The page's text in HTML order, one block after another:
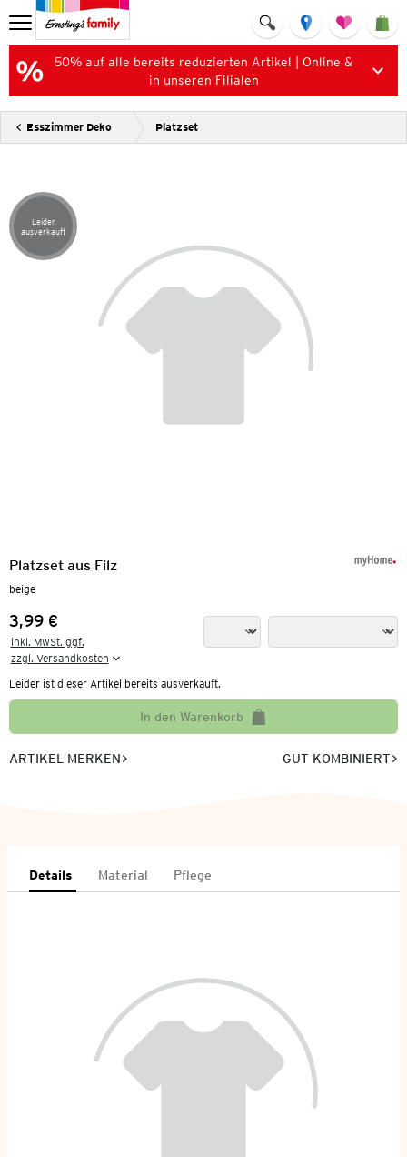
50% auf alle bereits reduzierten Artikel | Online &
in unseren Filialen
Esszimmer Deko Platzset
Artikel leider ausverkauft
Leider
ausverkauft
Platzset aus Filz
beige
Preis:
3,99 €
inkl. MwSt. ggf.
zzgl. Versandkosten
Leider ist dieser Artikel bereits ausverkauft.
In den Warenkorb
ARTIKEL MERKEN GUT KOMBINIERT
Details Material Pflege